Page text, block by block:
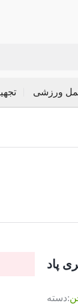
ورزشی
پاد
دسته: